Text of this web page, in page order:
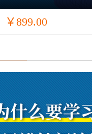
￥899.00